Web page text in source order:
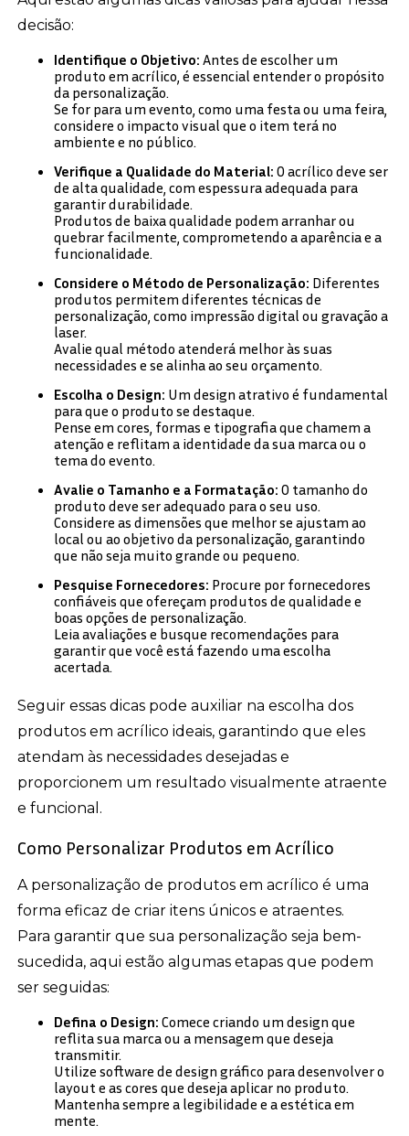
decisão:
Identifique o Objetivo: Antes de escolher um
produto em acrílico, é essencial entender o propósito
da personalização.
Se for para um evento, como uma festa ou uma feira,
considere o impacto visual que o item terá no
ambiente e no público.
Verifique a Qualidade do Material: O acrílico deve ser
de alta qualidade, com espessura adequada para
garantir durabilidade.
Produtos de baixa qualidade podem arranhar ou
quebrar facilmente, comprometendo a aparência e a
funcionalidade.
Considere o Método de Personalização: Diferentes
produtos permitem diferentes técnicas de
personalização, como impressão digital ou gravação a
laser.
Avalie qual método atenderá melhor às suas
necessidades e se alinha ao seu orçamento.
Escolha o Design: Um design atrativo é fundamental
para que o produto se destaque.
Pense em cores, formas e tipografia que chamem a
atenção e reflitam a identidade da sua marca ou o
tema do evento.
Avalie o Tamanho e a Formatação: O tamanho do
produto deve ser adequado para o seu uso.
Considere as dimensões que melhor se ajustam ao
local ou ao objetivo da personalização, garantindo
que não seja muito grande ou pequeno.
Pesquise Fornecedores: Procure por fornecedores
confiáveis que ofereçam produtos de qualidade e
boas opções de personalização.
Leia avaliações e busque recomendações para
garantir que você está fazendo uma escolha
acertada.
Seguir essas dicas pode auxiliar na escolha dos
produtos em acrílico ideais, garantindo que eles
atendam às necessidades desejadas e
proporcionem um resultado visualmente atraente
e funcional.
Como Personalizar Produtos em Acrílico
A personalização de produtos em acrílico é uma
forma eficaz de criar itens únicos e atraentes.
Para garantir que sua personalização seja bem-
sucedida, aqui estão algumas etapas que podem
ser seguidas:
Defina o Design: Comece criando um design que
reflita sua marca ou a mensagem que deseja
transmitir.
Utilize software de design gráfico para desenvolver o
layout e as cores que deseja aplicar no produto.
Mantenha sempre a legibilidade e a estética em
mente.